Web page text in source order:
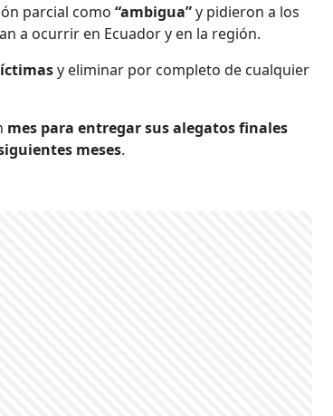
parcial como “ambigua”y pidieron a los
a ocurrir en Ecuador y en la región.
y eliminar por completo de cualquier
mes para entregar sus alegatos finales
meses.